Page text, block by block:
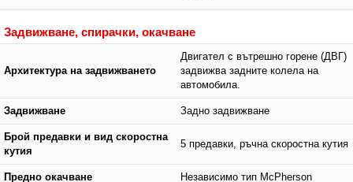
Задвижване, спирачки, окачване
Архитектура на задвижването
Двигател с вътрешно горене (ДВГ)
задвижва задните колела на
автомобила.
Задвижване Задно задвижване
Брой предавки и вид скоростна
кутия
5 предавки, ръчна скоростна кутия
Предно окачване Независимо тип McPherson